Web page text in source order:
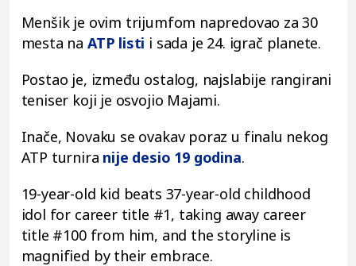
Menšik je ovim trijumfom napredovao za 30
mesta na ATP listi i sada je 24. igrač planete.
Postao je, između ostalog, najslabije rangirani
teniser koji je osvojio Majami.
Inače, Novaku se ovakav poraz u finalu nekog
ATP turnira nije desio 19 godina.
19-year-old kid beats 37-year-old childhood
idol for career title #1, taking away career
title #100 from him, and the storyline is
magnified by their embrace.